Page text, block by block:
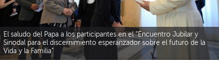
El saludo del Papa a los participantes en el “Encuentro Jubilar y
Sinodal para el discernimiento esperanzador sobre el futuro de la
Vida y la Familia”